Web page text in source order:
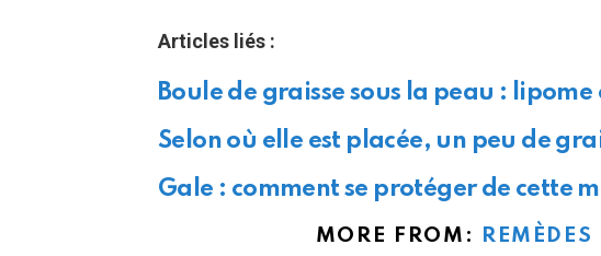
Articles liés :
Boule de graisse sous la peau :
Selon où elle est placée, un peu de
Gale : comment se protéger de cette
MORE FROM: